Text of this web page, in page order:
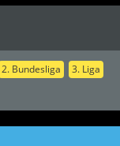
2. Bundesliga
3. Liga